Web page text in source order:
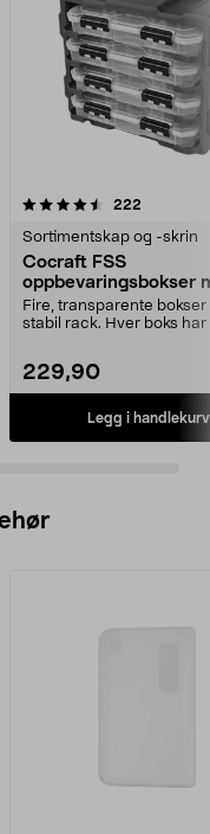
222
Sortimentskap og -skrin
Cocraft FSS
oppbevaringsbokser
rack, 4-pakning
Fire, transparente bokser
stabil rack. Hver boks
229,90
Legg i handlekurv
4.5 av 5 stjerner